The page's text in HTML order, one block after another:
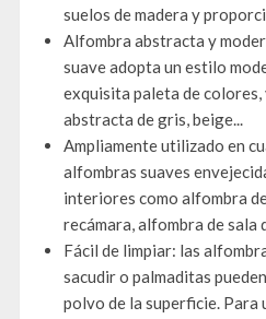
suelos de madera y
Alfombra abstracta y
suave adopta un estilo
exquisita paleta de colores,
abstracta de gris, beige...
Ampliamente utilizado en
alfombras suaves
interiores como alfombra
recámara, alfombra de sala
Fácil de limpiar: las
sacudir o palmaditas
polvo de la superficie. Para